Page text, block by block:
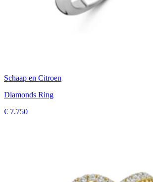
Schaap en Citroen
Diamonds Ring
€ 7.750